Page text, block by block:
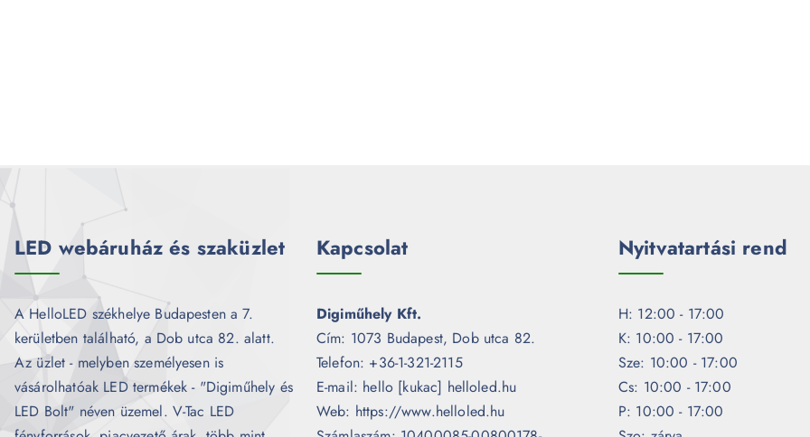
LED webáruház és szaküzlet
A HelloLED székhelye Budapesten a 7.
kerületben található, a Dob utca 82. alatt.
Az üzlet - melyben személyesen is
vásárolhatóak LED termékek - "Digiműhely és
LED Bolt" néven üzemel. V-Tac LED
Kapcsolat
Digiműhely Kft.
Cím: 1073 Budapest, Dob utca 82.
Telefon: +36-1-321-2115
E-mail: hello [kukac] helloled.hu
Web: https://www.helloled.hu
Nyitvatartási rend
H: 12:00 - 17:00
K: 10:00 - 17:00
Sze: 10:00 - 17:00
Cs: 10:00 - 17:00
P: 10:00 - 17:00